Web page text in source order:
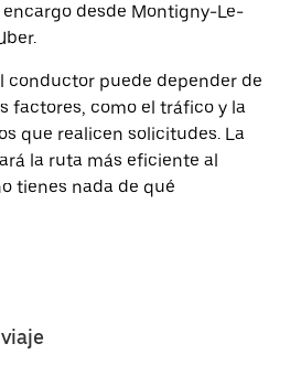
desde Montigny-Le-
conductor puede depender de
factores, como el tráfico y la
que realicen solicitudes. La
la ruta más eficiente al
tienes nada de qué